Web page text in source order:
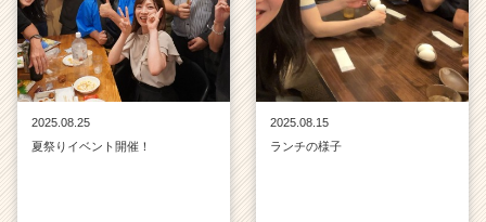
2025.08.25
夏祭りイベント開催！
2025.08.15
ランチの様子